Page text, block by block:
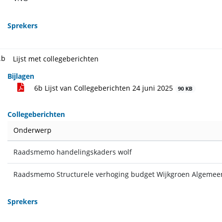
Sprekers
Lijst met collegeberichten
Bijlagen
6b Lijst van Collegeberichten 24 juni 2025
90 KB
Collegeberichten
Onderwerp
Raadsmemo handelingskaders wolf
Raadsmemo Structurele verhoging budget Wijkgroen
Sprekers